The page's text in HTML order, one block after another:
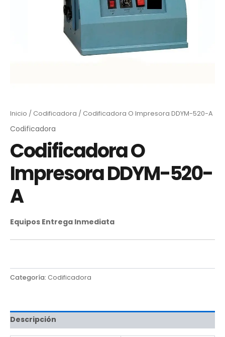
Inicio / Codificadora / Codificadora O Impresora DDYM-520-A
Codificadora
Codificadora O
Impresora DDYM-520-
A
Equipos Entrega Inmediata
Categoría: Codificadora
Descripción